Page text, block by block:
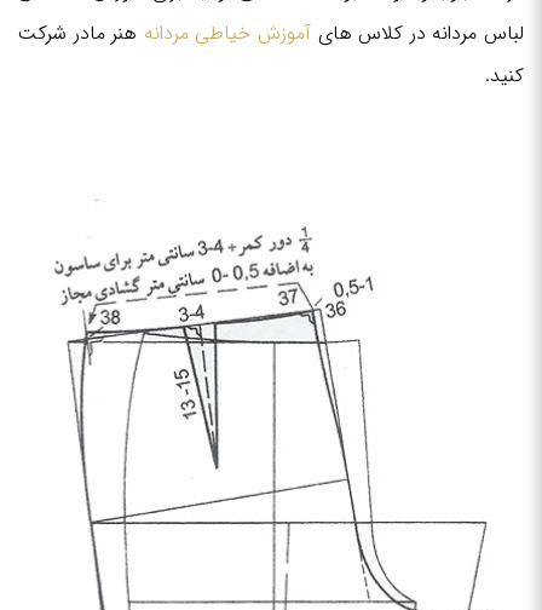
لباس مردانه در کلاس های آموزش خیاطی مردانه هنر مادر شرکت
کنید.